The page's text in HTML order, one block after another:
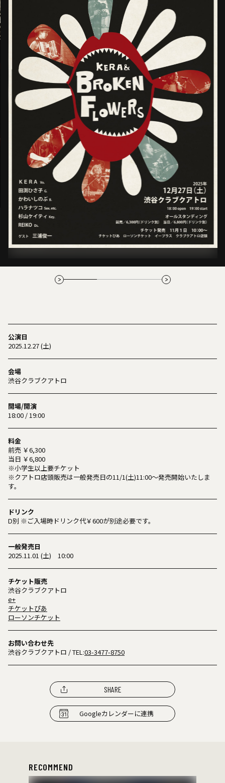
公演日
2025.12.27 (土)
会場
渋谷クラブクアトロ
開場/開演
18:00 / 19:00
料金
前売 ￥6,300
当日 ￥6,800
※小学生以上要チケット
※クアトロ店頭販売は一般発売日の11/1(土)11:00～発売開始いたしま
す。
ドリンク
D別 ※ご入場時ドリンク代￥600が別途必要です。
一般発売日
2025.11.01 (土) 10:00
チケット販売
渋谷クラブクアトロ
e+
チケットぴあ
ローソンチケット
お問い合わせ先
渋谷クラブクアトロ / TEL:03-3477-8750
SHARE
Googleカレンダーに連携
RECOMMEND